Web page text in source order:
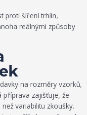
proti šíření trhlin,
reálnými způsoby
na rozměry vzorků,
příprava zajišťuje, že
variabilitu zkoušky.